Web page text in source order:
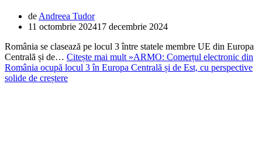
de Andreea Tudor
11 octombrie 202417 decembrie 2024
România se clasează pe locul 3 între statele membre UE din Europa
Centrală și de… Citește mai mult »ARMO: Comerțul electronic din
România ocupă locul 3 în Europa Centrală și de Est, cu perspective
solide de creștere